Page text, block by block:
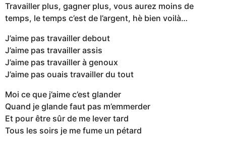
Travailler plus, gagner plus, vous aurez moins de
temps, le temps c’est de l’argent, hè bien voilà…
J’aime pas travailler debout
J’aime pas travailler assis
J’aime pas travailler à genoux
J’aime pas ouais travailler du tout
Moi ce que j’aime c’est glander
Quand je glande faut pas m’emmerder
Et pour être sûr de me lever tard
Tous les soirs je me fume un pétard